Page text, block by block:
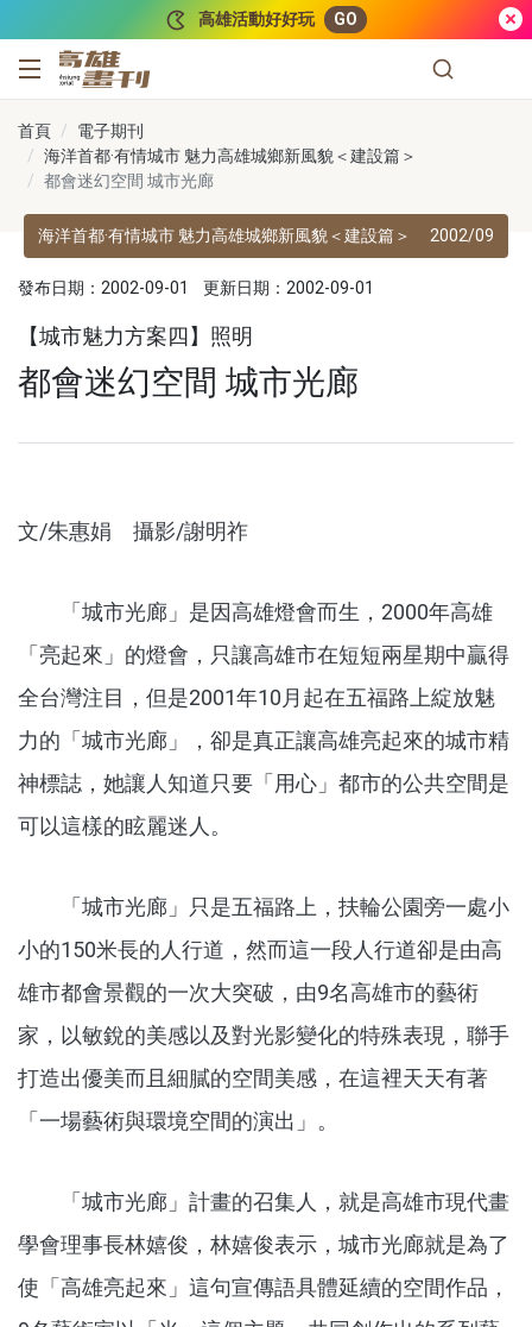
高雄活動好好玩 GO
高雄畫刊
首頁
電子期刊
海洋首都·有情城市 魅力高雄城鄉新風貌＜建設篇＞
都會迷幻空間 城市光廊
海洋首都·有情城市 魅力高雄城鄉新風貌＜建設篇＞ 2002/09
發布日期：2002-09-01 更新日期：2002-09-01
【城市魅力方案四】照明
都會迷幻空間 城市光廊
文/朱惠娟 攝影/謝明祚
「城市光廊」是因高雄燈會而生，2000年高雄
「亮起來」的燈會，只讓高雄市在短短兩星期中贏得
全台灣注目，但是2001年10月起在五福路上綻放魅
力的「城市光廊」，卻是真正讓高雄亮起來的城市精
神標誌，她讓人知道只要「用心」都市的公共空間是
可以這樣的眩麗迷人。
「城市光廊」只是五福路上，扶輪公園旁一處小
小的150米長的人行道，然而這一段人行道卻是由高
雄市都會景觀的一次大突破，由9名高雄市的藝術
家，以敏銳的美感以及對光影變化的特殊表現，聯手
打造出優美而且細膩的空間美感，在這裡天天有著
「一場藝術與環境空間的演出」。
「城市光廊」計畫的召集人，就是高雄市現代畫
學會理事長林嬉俊，林嬉俊表示，城市光廊就是為了
使「高雄亮起來」這句宣傳語具體延續的空間作品，